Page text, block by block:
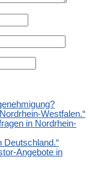
Westfalen.“
in Nordrhein-
Deutschland.“
Angebote in